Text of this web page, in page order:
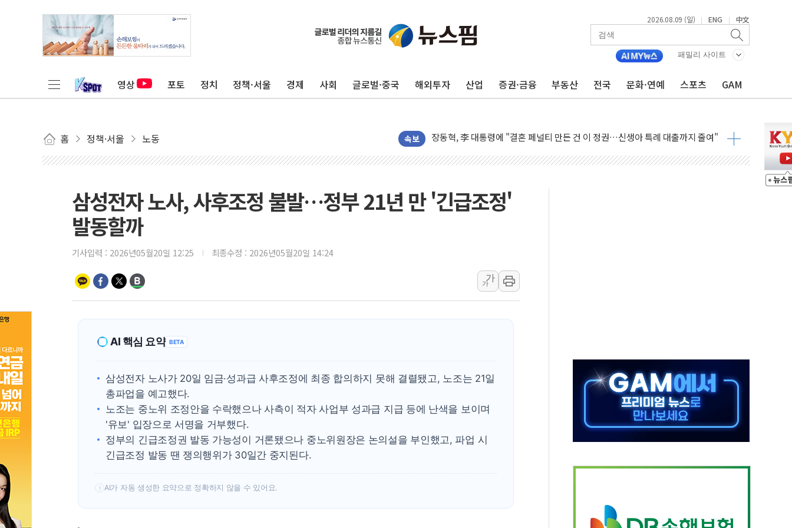
2026.08.09 (일) | ENG | 中文
패밀리 사이트
영상 포토 정치 정책·서울 경제 사회 글로벌·중국 해외투자 산업 증권·금융 부동산 전국 문화·연예 스포츠 GAM
홈 정책·서울 노동 속보
삼성전자, 美국립연구소와 영하 30도 극저온 난방기술 개발한다
[인사] 국무조정실·국무총리비서실
한수원 "폭염 속 전력수급 이상무"…김회천 사장, 원전 현장점검
박형수 의원 '선관위 견제·감독 강화' 2개 법 대표 발의
정부, 독도 조사활동 日 항의에 "수용할 수 없다" 반박
김성회, 국민의힘에 "청년 결혼까지 정쟁 소재 삼아…청년 삶 가로막는 걸림돌"
[부고] 이승영(한림제약 이사)씨 모친상
전남광주 남구 한 아파트 난간 붕괴…인명피해 없어
주말 대전 아파트서 화재·정전 잇따라…주민 대피·폭염 속 불편
한경협, 100개 스타트업 키운다…대기업 노하우로 창업 생태계 조성
삼성전자 노사, 사후조정 불발…정부 21년 만 '긴급조정'
발동할까
기사입력 : 2026년05월20일 12:25 최종수정 : 2026년05월20일 14:24
가
가
AI 핵심 요약 BETA
삼성전자 노사가 20일 임금·성과급 사후조정에 최종 합의하지 못해 결렬됐고, 노조는 21일
총파업을 예고했다.
노조는 중노위 조정안을 수락했으나 사측이 적자 사업부 성과급 지급 등에 난색을 보이며
'유보' 입장으로 서명을 거부했다.
정부의 긴급조정권 발동 가능성이 거론됐으나 중노위원장은 논의설을 부인했고, 파업 시
긴급조정 발동 땐 쟁의행위가 30일간 중지된다.
! AI가 자동 생성한 요약으로 정확하지 않을 수 있어요.